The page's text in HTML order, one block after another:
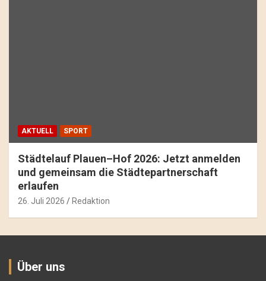
AKTUELL SPORT
Städtelauf Plauen–Hof 2026: Jetzt anmelden
und gemeinsam die Städtepartnerschaft
erlaufen
26. Juli 2026 Redaktion
Über uns